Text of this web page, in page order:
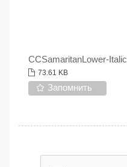
CCSamaritanLower-Italic
73.61 KB
Запомнить